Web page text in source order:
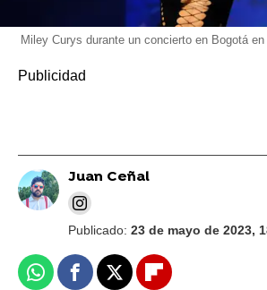
Miley Curys durante un concierto en Bogotá en
Juan Ceñal
Publicado: 23 de mayo de 2023,
WhatsappFacebook
X Flipboard